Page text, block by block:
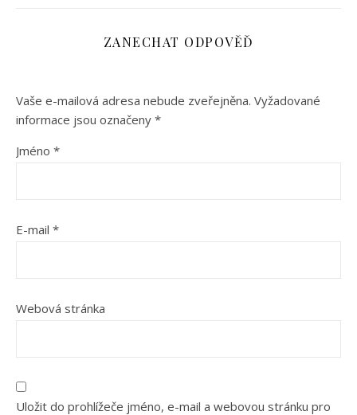
ZANECHAT ODPOVĚĎ
Vaše e-mailová adresa nebude zveřejněna. Vyžadované
informace jsou označeny *
Jméno *
E-mail *
Webová stránka
Uložit do prohlížeče jméno, e-mail a webovou stránku pro